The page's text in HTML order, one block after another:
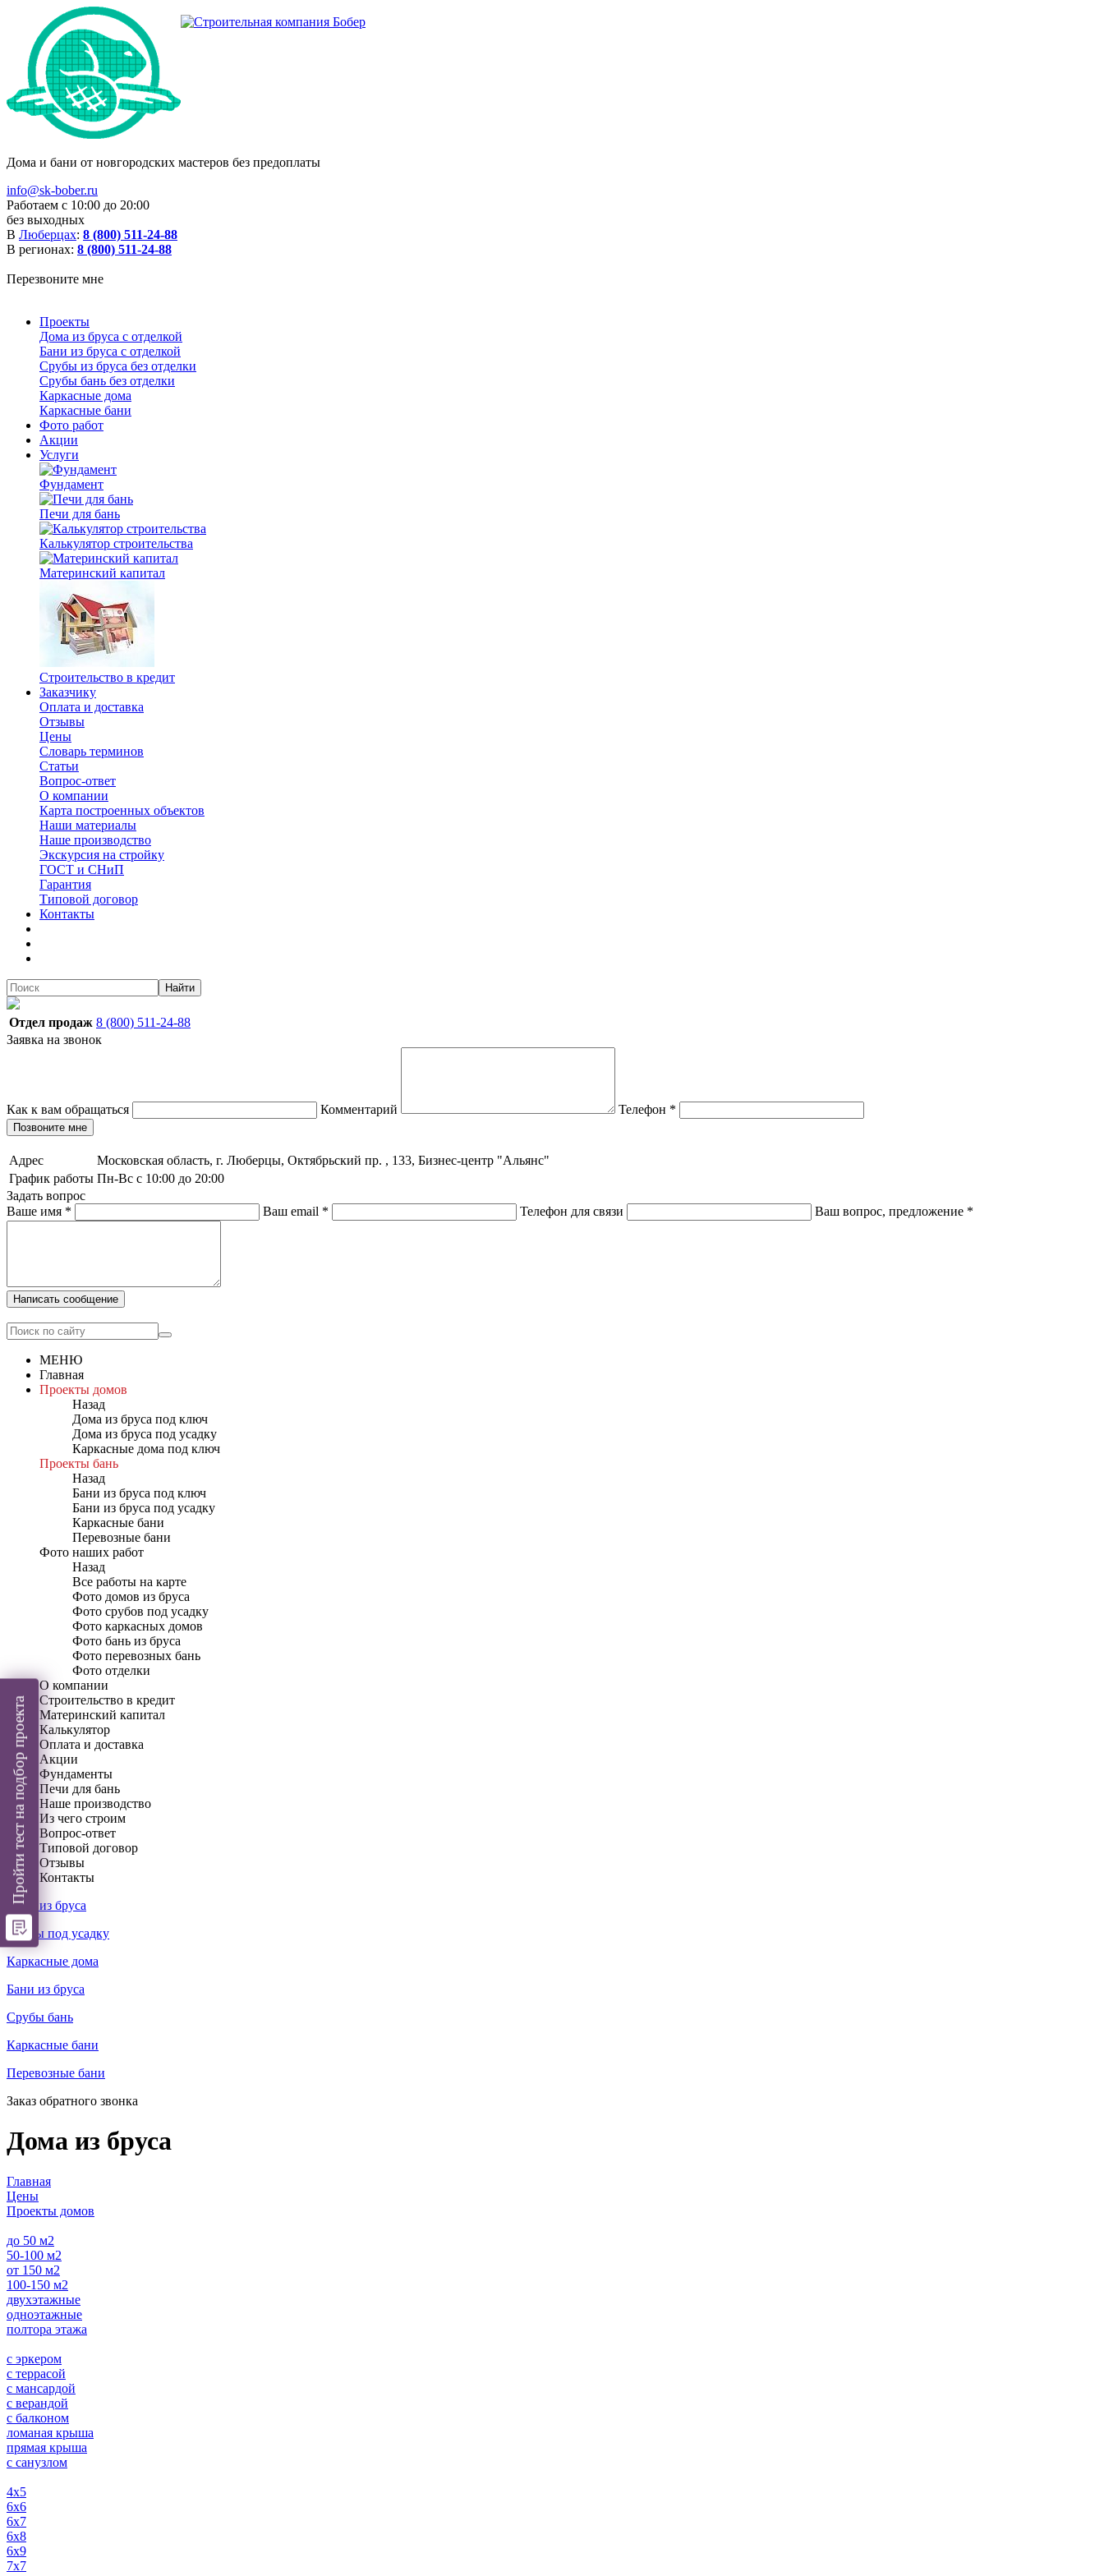
Дома и бани от новгородских мастеров без предоплаты
info@sk-bober.ru
Работаем с 10:00 до 20:00
без выходных
В Люберцах: 8 (800) 511-24-88
В регионах: 8 (800) 511-24-88
Перезвоните мне
Проекты
Дома из бруса с отделкой
Бани из бруса с отделкой
Срубы из бруса без отделки
Срубы бань без отделки
Каркасные дома
Каркасные бани
Фото работ
Акции
Услуги
Фундамент
Печи для бань
Калькулятор строительства
Материнский капитал
Строительство в кредит
Заказчику
Оплата и доставка
Отзывы
Цены
Словарь терминов
Статьи
Вопрос-ответ
О компании
Карта построенных объектов
Наши материалы
Наше производство
Экскурсия на стройку
ГОСТ и СНиП
Гарантия
Типовой договор
Контакты
Найти
Отдел продаж 8 (800) 511-24-88
Заявка на звонок
Как к вам обращаться Комментарий Телефон *
Позвоните мне
Адрес
Московская область, г. Люберцы, Октябрьский пр. , 133, Бизнес-центр "Альянс"
График работы Пн-Вс с 10:00 до 20:00
Задать вопрос
Ваше имя * Ваш email * Телефон для связи Ваш вопрос, предложение *
Написать сообщение
МЕНЮ
Главная
Проекты домов
Назад
Дома из бруса под ключ
Дома из бруса под усадку
Каркасные дома под ключ
Проекты бань
Назад
Бани из бруса под ключ
Бани из бруса под усадку
Каркасные бани
Перевозные бани
Фото наших работ
Назад
Все работы на карте
Фото домов из бруса
Фото срубов под усадку
Фото каркасных домов
Фото бань из бруса
Фото перевозных бань
Фото отделки
О компании
Строительство в кредит
Материнский капитал
Калькулятор
Оплата и доставка
Акции
Фундаменты
Печи для бань
Наше производство
Из чего строим
Вопрос-ответ
Типовой договор
Отзывы
Контакты
Дома из бруса
Срубы под усадку
Каркасные дома
Бани из бруса
Срубы бань
Каркасные бани
Перевозные бани
Заказ обратного звонка
Дома из бруса
Главная
Цены
Проекты домов
до 50 м2
50-100 м2
от 150 м2
100-150 м2
двухэтажные
одноэтажные
полтора этажа
с эркером
с террасой
с мансардой
с верандой
с балконом
ломаная крыша
прямая крыша
с санузлом
4х5
6х6
6х7
6х8
6х9
7х7
Пройти тест на подбор проекта